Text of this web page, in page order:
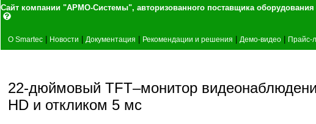
Сайт компании "АРМО-Системы", авторизованного
О Smartec Новости Документация Рекомендации и решения Демо-видео Прайс-
22-дюймовый TFT–монитор
HD и откликом 5 мс